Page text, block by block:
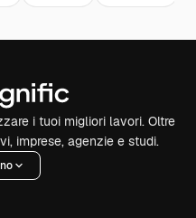
i tuoi migliori lavori. Oltre
imprese, agenzie e studi.